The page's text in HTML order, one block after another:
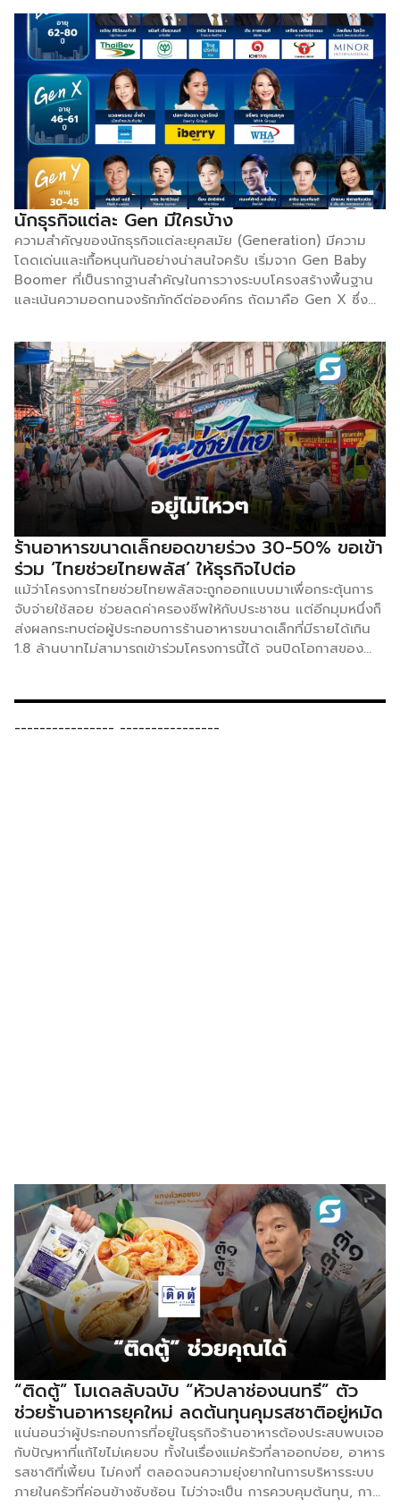
ระบบเศรษฐกิจไทย และนี่คือ 5 ประเด็นสำคัญที่คุณไม่ควรพลาด!
[6.8 หมื่นล้านบาท: เดิมพันที่ขึ้นอยู่กับ “ลิขสิทธิ์ถ่ายทอดสด”]
ศูนย์พยากรณ์เศรษฐกิจและธุรกิจฯ คาดการณ์ว่า บอลโลก 2026
จะสร้างเงินสะพัดในไทยราว 68,635 ล้านบาท โดยแบ่งเป็น 1.เงิน
ในระบบเศรษฐกิจ 21,061 ล้านบาท เช่น ค่าอาหาร เครื่องดื่ม
สินค้าที่ระลึก ฯลฯ และเงินนอกระบบ เช่น พนันบอล 47,574 ล้าน
บาท ตัวแปรสำคัญ: หากดีลลิขสิทธิ์ถ่ายทอดสดในไทย “ล่ม”
[…]
นักธุรกิจแต่ละ Gen มีใครบ้าง
ความสำคัญของนักธุรกิจแต่ละยุคสมัย (Generation) มีความ
โดดเด่นและเกื้อหนุนกันอย่างน่าสนใจครับ เริ่มจาก Gen Baby
Boomer ที่เป็นรากฐานสำคัญในการวางระบบโครงสร้างพื้นฐาน
และเน้นความอดทนจงรักภักดีต่อองค์กร ถัดมาคือ Gen X ซึ่ง
เรื่องการบริหารจัดการที่เน้นผลลัพธ์และความสมดุลในชีวิต ขณะ
ที่ Gen Y (Millennials) เข้ามาขับเคลื่อนธุรกิจด้วยเทคโนโลยี
ความคิดสร้างสรรค์ และการตั้งคำถามเพื่อพัฒนาสิ่งใหม่ๆ โดย
มุ่งเน้นการทำงานที่ยืดหยุ่นและตอบโจทย์แพสชัน ส่วน Gen Z
นักธุรกิจรุ่นใหม่ที่เติบโตมากับดิจิทัลแบบร้อยเปอร์เซ็นต์ ได้นำ
ความเชี่ยวชาญด้านเทคโนโลยีขั้นสูง ความไวต่อกระแสสังคม และ
การให้ความสำคัญกับความยั่งยืนมาเปลี่ยนโฉมโมเดลธุรกิจให้เท่า
ทันโลก การผสานจุดแข็งของทุก Gen ตั้งแต่ความเก๋า
ประสบการณ์ ไปจนถึงความล้ำสมัย จึงเป็นกุญแจสำคัญในการขับ
เคลื่อนเศรษฐกิจในปัจจุบันครับ
ร้านอาหารขนาดเล็กยอดขายร่วง 30-50% ขอเข้า
ร่วม ‘ไทยช่วยไทยพลัส’ ให้ธุรกิจไปต่อ
แม้ว่าโครงการไทยช่วยไทยพลัสจะถูกออกแบบมาเพื่อกระตุ้นการ
จับจ่ายใช้สอย ช่วยลดค่าครองชีพให้กับประชาชน แต่อีกมุมหนึ่งก็
ส่งผลกระทบต่อผู้ประกอบการร้านอาหารขนาดเล็กที่มีรายได้เกิน
1.8 ล้านบาทไม่สามารถเข้าร่วมโครงการนี้ได้ จนปิดโอกาสของ
ช่วยไทยพลัส” ตั้งแต่วันที่ 1 มิถุนายน 2569 เพื่อกระตุ้นเศรษฐกิจ
และบรรเทาค่าครองชีพของประชาชน รวมถึงสนับสนุนผู้ประกอบ
---------------- ----------------
“ติดตู้” โมเดลลับฉบับ “หัวปลาช่องนนทรี” ตัว
ช่วยร้านอาหารยุคใหม่ ลดต้นทุนคุมรสชาติอยู่หมัด
แน่นอนว่าผู้ประกอบการที่อยู่ในธุรกิจร้านอาหารต้องประสบพบเจอ
กับปัญหาที่แก้ไขไม่เคยจบ ทั้งในเรื่องแม่ครัวที่ลาออกบ่อย, อาหาร
รสชาติที่เพี้ยน ไม่คงที่ ตลอดจนความยุ่งยากในการบริหารระบบ
ภายในครัวที่ค่อนข้างซับซ้อน ไม่ว่าจะเป็น การควบคุมต้นทุน, การ